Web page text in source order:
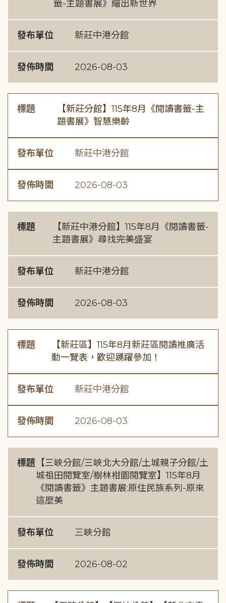
籤-主題書展》繪出新世界
發布單位 新莊中港分館
發佈時間 2026-08-03
標題
【新莊分館】115年8月《閱讀書籤-主
題書展》智慧樂齡
發布單位 新莊中港分館
發佈時間 2026-08-03
標題
【新莊中港分館】115年8月《閱讀書籤-
主題書展》尋找完美盛宴
發布單位 新莊中港分館
發佈時間 2026-08-03
標題
【新莊區】115年8月新莊區閱讀推廣活
動一覽表，歡迎踴躍參加！
發布單位 新莊中港分館
發佈時間 2026-08-03
標題 【三峽分館/三峽北大分館/土城親子分館/土
城祖田閱覽室/樹林柑園閱覽室】115年8月
《閱讀書籤》主題書展:原住民族系列-原來
這麼美
發布單位 三峽分館
發佈時間 2026-08-02